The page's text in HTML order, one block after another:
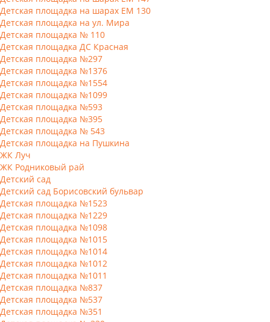
Детская площадка на шарах ЕМ 130
Детская площадка на ул. Мира
Детская площадка № 110
Детская площадка ДС Красная
Детская площадка №297
Детская площадка №1376
Детская площадка №1554
Детская площадка №1099
Детская площадка №593
Детская площадка №395
Детская площадка № 543
Детская площадка на Пушкина
ЖК Луч
ЖК Родниковый рай
Детский сад
Детский сад Борисовский бульвар
Детская площадка №1523
Детская площадка №1229
Детская площадка №1098
Детская площадка №1015
Детская площадка №1014
Детская площадка №1012
Детская площадка №1011
Детская площадка №837
Детская площадка №537
Детская площадка №351